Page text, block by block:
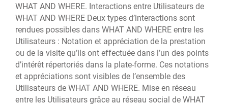
WHAT AND WHERE. Interactions entre Utilisateurs de
WHAT AND WHERE Deux types d’interactions sont
rendues possibles dans WHAT AND WHERE entre les
Utilisateurs : Notation et appréciation de la prestation
ou de la visite qu’ils ont effectuée dans l’un des points
d’intérêt répertoriés dans la plate-forme. Ces notations
et appréciations sont visibles de l’ensemble des
Utilisateurs de WHAT AND WHERE. Mise en réseau
entre les Utilisateurs grâce au réseau social de WHAT